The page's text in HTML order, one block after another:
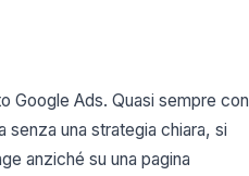
Google Ads. Quasi sempre con
senza una strategia chiara, si
anziché su una pagina